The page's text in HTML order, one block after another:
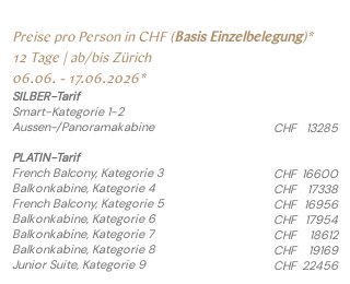
Preise pro Person in CHF (Basis Einzelbelegung)*
12 Tage | ab/bis Zürich
06.06. - 17.06.2026*
SILBER-Tarif
Smart-Kategorie 1-2
Aussen-/Panoramakabine
PLATIN-Tarif
French Balcony, Kategorie 3
Balkonkabine, Kategorie 4
French Balcony, Kategorie 5
Balkonkabine, Kategorie 6
Balkonkabine, Kategorie 7
Balkonkabine, Kategorie 8
Junior Suite, Kategorie 9
13285
16600
17338
16956
17954
18612
19169
22456
CHF
CHF
CHF
CHF
CHF
CHF
CHF
CHF